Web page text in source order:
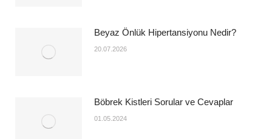
Beyaz Önlük Hipertansiyonu Nedir?
20.07.2026
Böbrek Kistleri Sorular ve Cevaplar
01.05.2024